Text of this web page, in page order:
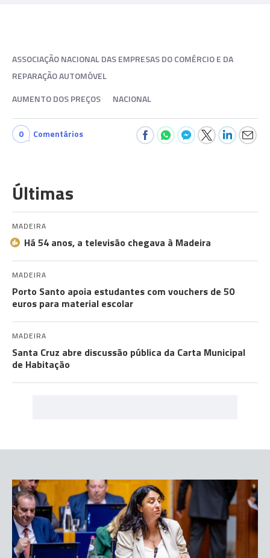
ASSOCIAÇÃO NACIONAL DAS EMPRESAS DO COMÉRCIO E DA
REPARAÇÃO AUTOMÓVEL
AUMENTO DOS PREÇOS
NACIONAL
0 Comentários
Últimas
MADEIRA
Há 54 anos, a televisão chegava à Madeira
MADEIRA
Porto Santo apoia estudantes com vouchers de 50
euros para material escolar
MADEIRA
Santa Cruz abre discussão pública da Carta Municipal
de Habitação